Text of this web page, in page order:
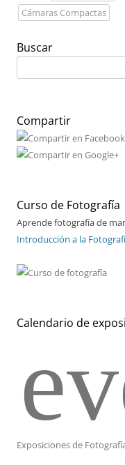
Cámaras Compactas
Buscar
Compartir
Curso de Fotografía
Aprende fotografía de
Introducción a la
Calendario de
Exposiciones de